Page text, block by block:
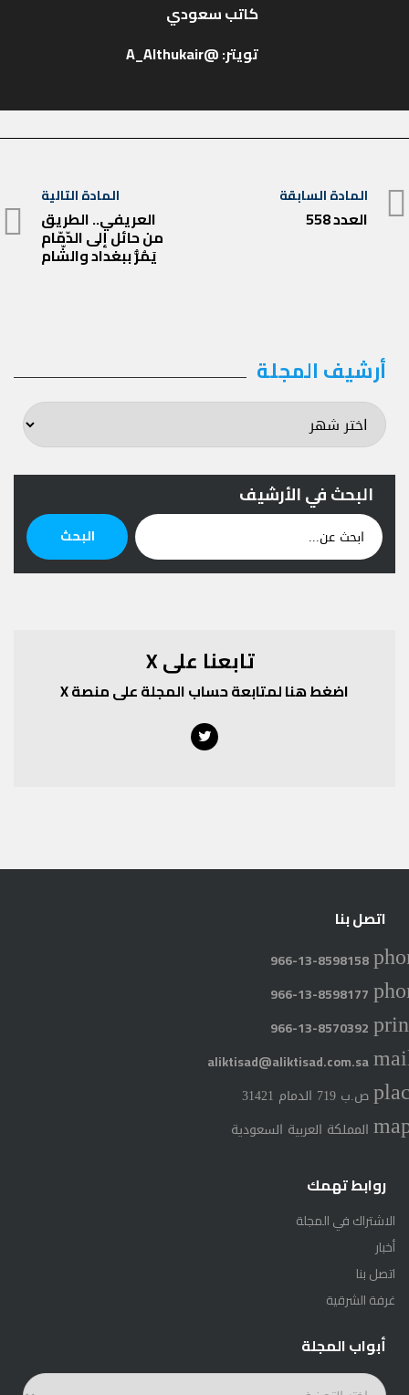
تويتر: @A_Althukair
تصفّح
المقالات
المادة السابقة
المادة
العدد 558
المادة التالية
المادة
التالية
العريفي.. الطريق
من حائل إلى الدّمّام
يَمُرُّ ببغداد والشّام
أرشيف المجلة أرشيف
المجلة
البحث في الأرشيف
عن:
البحث
تابعنا على X
اضغط هنا لمتابعة حساب المجلة على منصة X
Twitter
اتصل بنا
966-13-8598158
966-13-8598177
966-13-8570392
aliktisad@aliktisad.com.sa
ص.ب 719 الدمام 31421
المملكة العربية السعودية
روابط تهمك
الاشتراك في المجلة
أخبار
اتصل بنا
غرفة الشرقية
أبواب المجلة
أبواب